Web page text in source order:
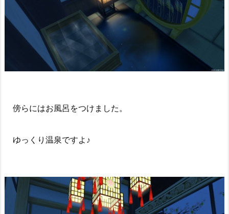
傍らにはお風呂をつけました。
ゆっくり温泉ですよ♪